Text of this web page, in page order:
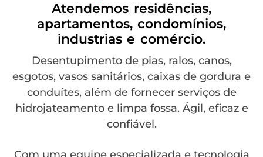
Atendemos residências,
apartamentos, condomínios,
industrias e comércio.
Desentupimento de pias, ralos, canos,
esgotos, vasos sanitários, caixas de gordura e
conduítes, além de fornecer serviços de
hidrojateamento e limpa fossa. Ágil, eficaz e
confiável.